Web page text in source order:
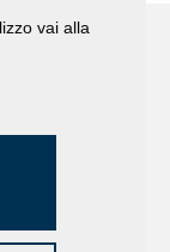
vai alla